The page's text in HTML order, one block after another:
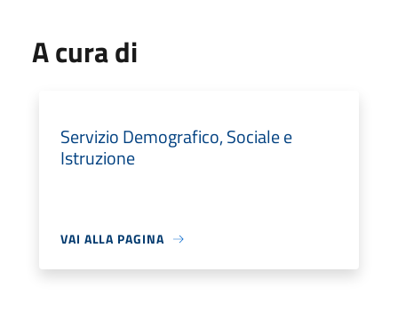
A cura di
Servizio Demografico, Sociale e
Istruzione
VAI ALLA PAGINA